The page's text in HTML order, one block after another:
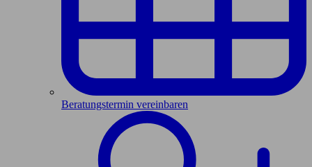
Beratungstermin vereinbaren